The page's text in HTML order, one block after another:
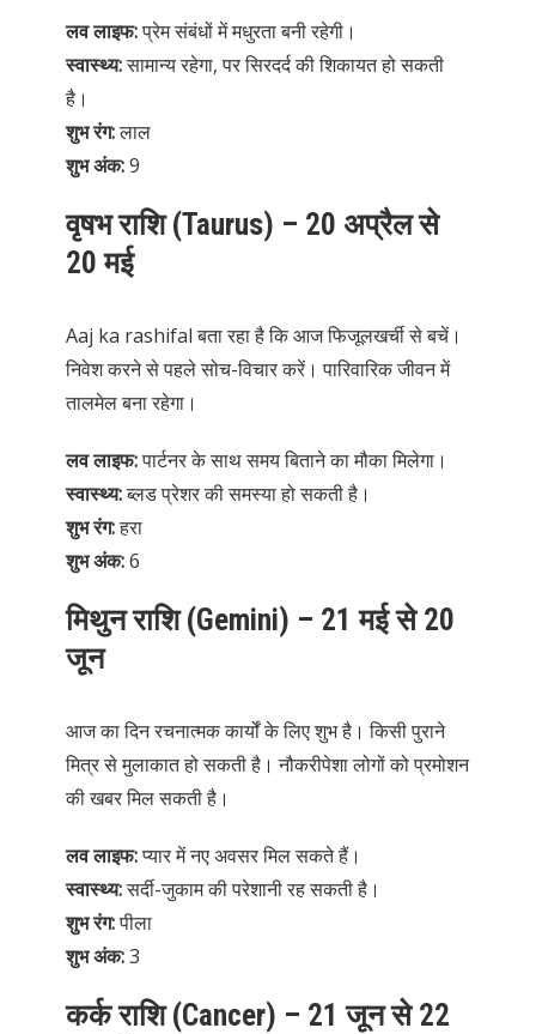
लव लाइफ:प्रेम संबंधों में मधुरता बनी रहेगी।
स्वास्थ्य:सामान्य रहेगा, पर सिरदर्द की शिकायत हो सकती
है।
शुभ रंग:लाल
शुभ अंक:9
वृषभ राशि (Taurus) – 20 अप्रैल से
20 मई
Aaj ka rashifal बता रहा है कि आज फिजूलखर्ची से बचें।
निवेश करने से पहले सोच-विचार करें। पारिवारिक जीवन में
तालमेल बना रहेगा।
लव लाइफ:पार्टनर के साथ समय बिताने का मौका मिलेगा।
स्वास्थ्य:ब्लड प्रेशर की समस्या हो सकती है।
शुभ रंग:हरा
शुभ अंक:6
मिथुन राशि (Gemini) – 21 मई से 20
जून
आज का दिन रचनात्मक कार्यों के लिए शुभ है। किसी पुराने
मित्र से मुलाकात हो सकती है। नौकरीपेशा लोगों को प्रमोशन
की खबर मिल सकती है।
लव लाइफ:प्यार में नए अवसर मिल सकते हैं।
स्वास्थ्य:सर्दी-जुकाम की परेशानी रह सकती है।
शुभ रंग:पीला
शुभ अंक:3
कर्क राशि (Cancer) – 21 जून से 22